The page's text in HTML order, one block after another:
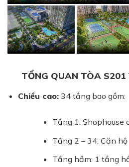
TỔNG QUAN TÒA S201
Chiều cao:34 tầng bao gồm:
Tầng 1: Shophouse
Tầng 2 – 34: Căn hộ
Tầng hầm: 1 tầng